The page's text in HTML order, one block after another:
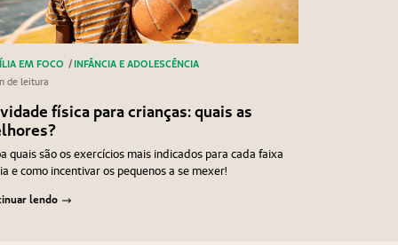
EM FOCO / INFÂNCIA E ADOLESCÊNCIA
de leitura
física para crianças: quais as
quais são os exercícios mais indicados para cada faixa
e como incentivar os pequenos a se mexer!
lendo